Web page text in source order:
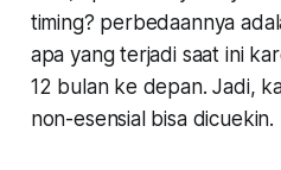
timing? perbedaannya
apa yang terjadi saat ini
12 bulan ke depan. Jadi,
non-esensial bisa dicuekin.